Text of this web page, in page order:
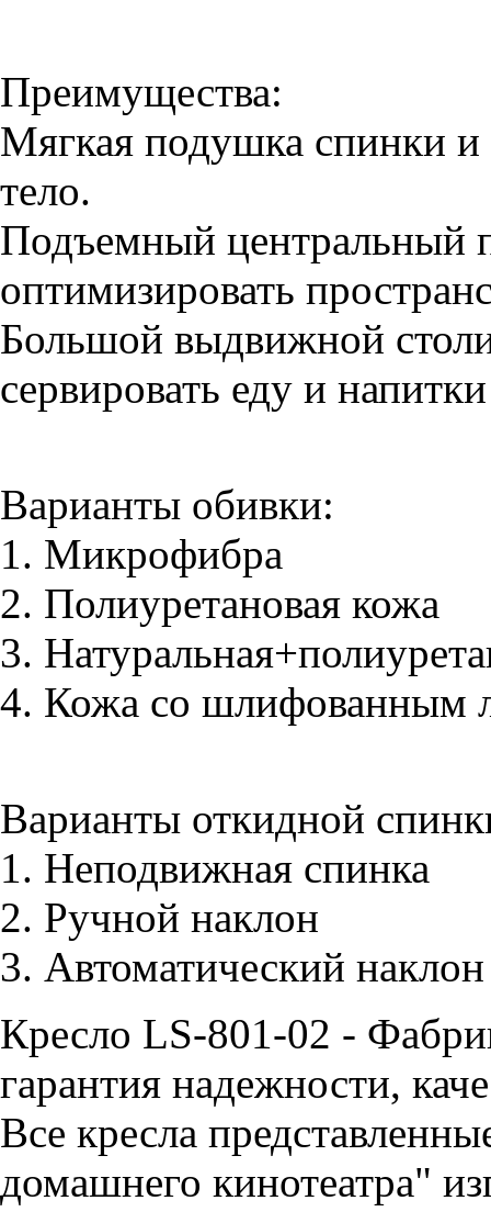
Преимущества:
Мягкая подушка спинки и
тело.
Подъемный центральный
оптимизировать
Большой выдвижной
сервировать еду и
Варианты обивки:
1. Микрофибра
2. Полиуретановая кожа
3.
4. Кожа со шлифованным
Варианты откидной
1. Неподвижная спинка
2. Ручной наклон
3. Автоматический наклон
Кресло LS-801-02 -
гарантия надежности,
Все кресла
домашнего кинотеатра"